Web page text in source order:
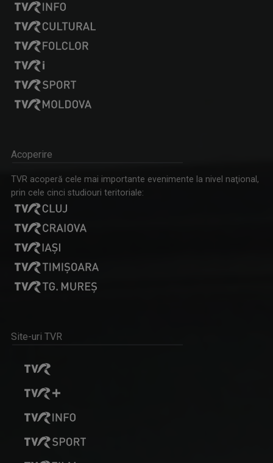
PUTERNICI, ÎMPREUNĂ
Oameni obişnuiţi şi personalităţi publice care ...
REȚEAUA DE IDOLI
O emisiune dedicată tuturor celor dornici să ...
DESTINE CA-N FILME
Acoperire
TVR acoperă cele mai importante evenimente la nivel naţional,
prin cele cinci studiouri teritoriale:
Site-uri TVR